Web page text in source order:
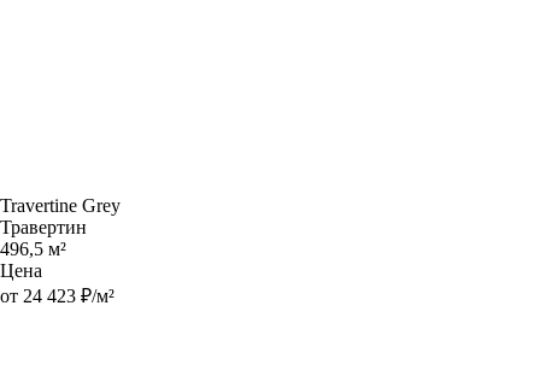
Travertine Grey
Травертин
496,5 м²
Цена
от 24 423 ₽/м²